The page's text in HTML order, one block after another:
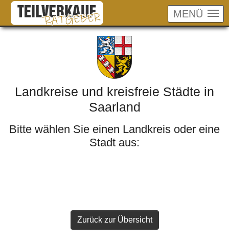
Skip to main content
MENÜ
Landkreise und kreisfreie Städte in
Saarland
Bitte wählen Sie einen Landkreis oder eine
Stadt aus:
Zurück zur Übersicht